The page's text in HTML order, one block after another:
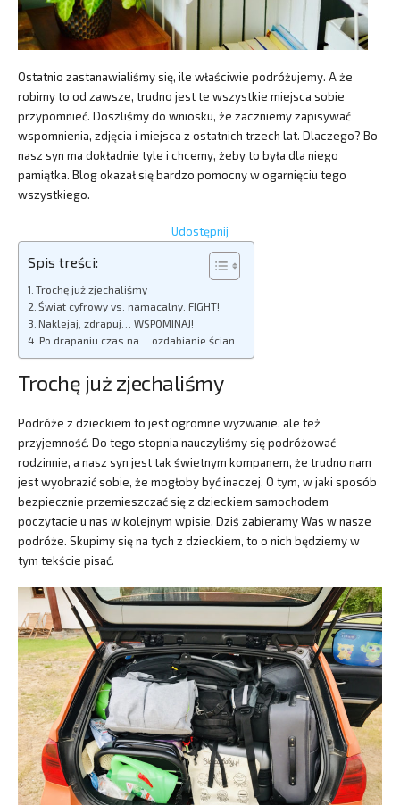
Ostatnio zastanawialiśmy się, ile właściwie podróżujemy. A że
robimy to od zawsze, trudno jest te wszystkie miejsca sobie
przypomnieć. Doszliśmy do wniosku, że zaczniemy zapisywać
wspomnienia, zdjęcia i miejsca z ostatnich trzech lat. Dlaczego? Bo
nasz syn ma dokładnie tyle i chcemy, żeby to była dla niego
pamiątka. Blog okazał się bardzo pomocny w ogarnięciu tego
wszystkiego.
Udostępnij
Spis treści:
Trochę już zjechaliśmy
Świat cyfrowy vs. namacalny. FIGHT!
Naklejaj, zdrapuj… WSPOMINAJ!
Po drapaniu czas na… ozdabianie ścian
Trochę już zjechaliśmy
Podróże z dzieckiem to jest ogromne wyzwanie, ale też
przyjemność. Do tego stopnia nauczyliśmy się podróżować
rodzinnie, a nasz syn jest tak świetnym kompanem, że trudno nam
jest wyobrazić sobie, że mogłoby być inaczej. O tym, w jaki sposób
bezpiecznie przemieszczać się z dzieckiem samochodem
poczytacie u nas w kolejnym wpisie. Dziś zabieramy Was w nasze
podróże. Skupimy się na tych z dzieckiem, to o nich będziemy w
tym tekście pisać.